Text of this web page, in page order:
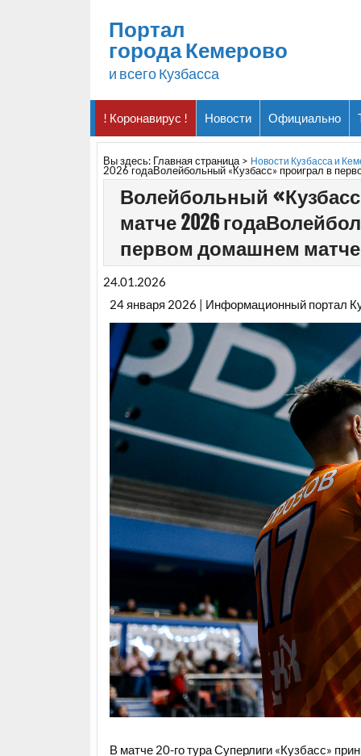
Портал
города Кемерово
и всего Кузбасса
! Коронавирус ! Новости Официально
Вы здесь: Главная страница> Новости Кузбасса и
2026 годаВолейбольный «Кузбасс» проиграл в
Волейбольный
матче 2026
первом домашнем матче
24.01.2026
24 января 2026 | Информационный портал
В матче 20-го тура Суперлиги «Кузбасс»